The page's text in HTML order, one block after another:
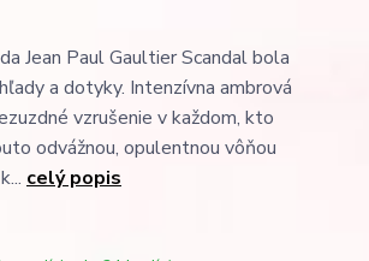
Jean Paul Gaultier Scandal bola
a dotyky. Intenzívna ambrová
vzrušenie v každom, kto
odvážnou, opulentnou vôňou
celý popis